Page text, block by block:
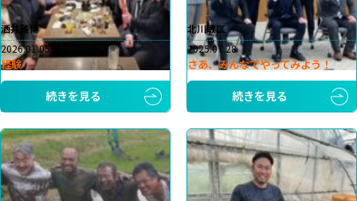
洒井雅博
2026.01.05
経験
続きを見る
北川敏匡
2025.07.28
さあ、みんなでやってみよう！
続きを見る